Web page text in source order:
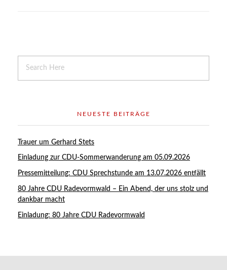
NEUESTE BEITRÄGE
Trauer um Gerhard Stets
Einladung zur CDU-Sommerwanderung am 05.09.2026
Pressemitteilung: CDU Sprechstunde am 13.07.2026 entfällt
80 Jahre CDU Radevormwald – Ein Abend, der uns stolz und
dankbar macht
Einladung: 80 Jahre CDU Radevormwald